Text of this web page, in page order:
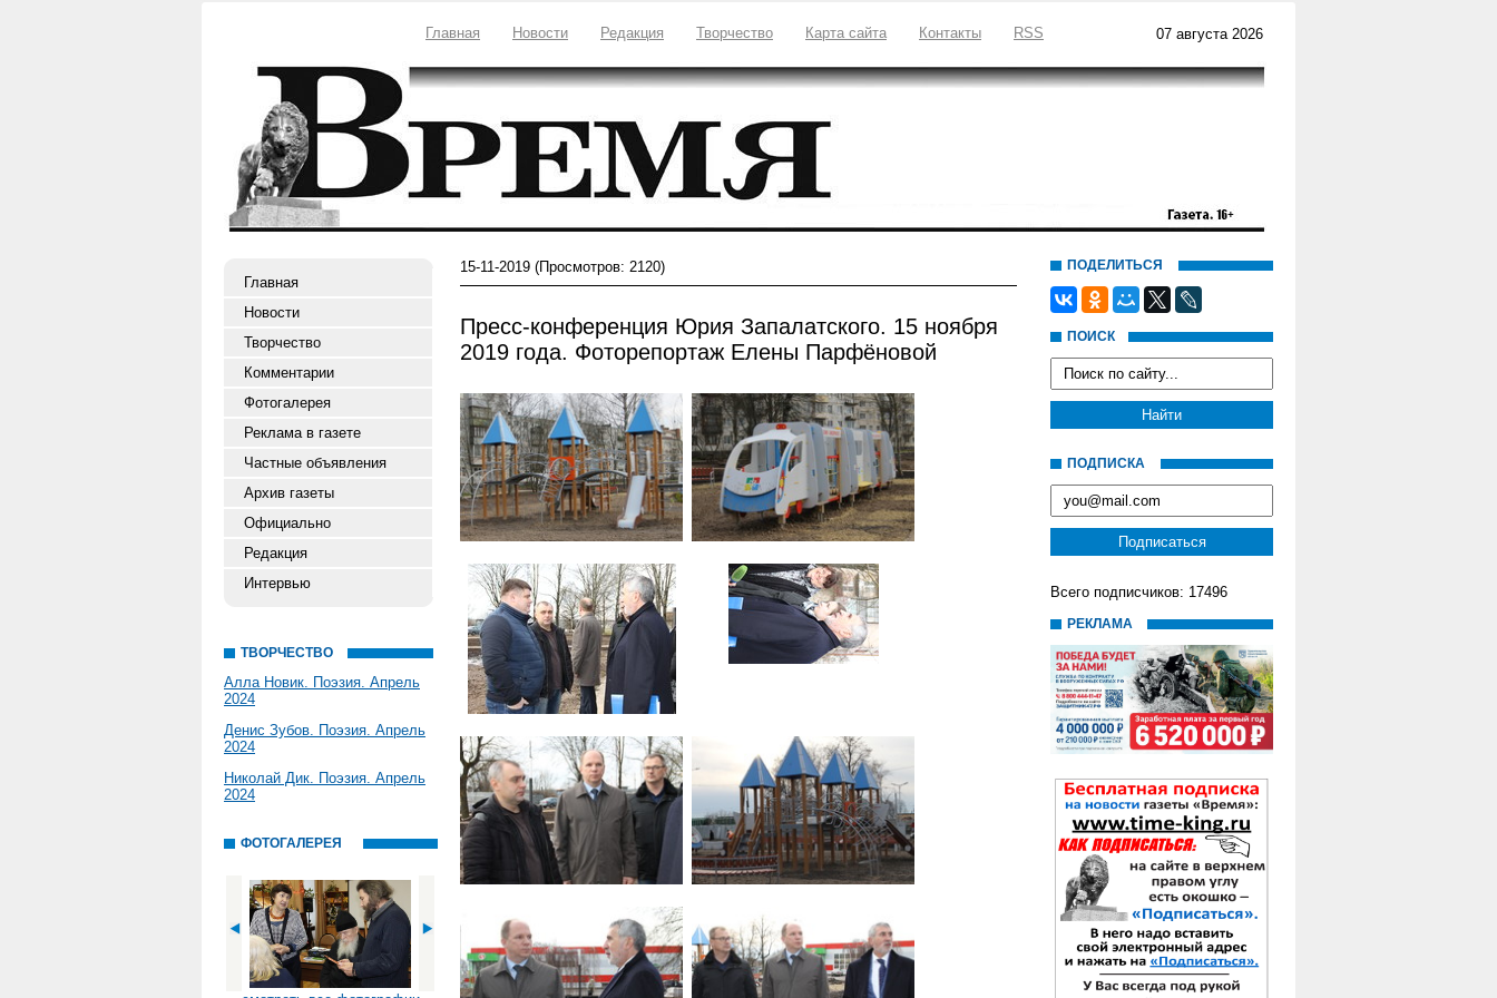
Главная Новости Редакция Творчество Карта сайта Контакты RSS 07 августа 2026
Главная
Новости
Творчество
Комментарии
Фотогалерея
Реклама в газете
Частные объявления
Архив газеты
Официально
Редакция
Интервью
ТВОРЧЕСТВО
Алла Новик. Поэзия. Апрель
2024
Денис Зубов. Поэзия. Апрель
2024
Николай Дик. Поэзия. Апрель
2024
ФОТОГАЛЕРЕЯ
15-11-2019 (Просмотров: 2120)
Пресс-конференция Юрия Запалатского. 15 ноября
2019 года. Фоторепортаж Елены Парфёновой
ПОДЕЛИТЬСЯ
ПОИСК
ПОДПИСКА
Всего подписчиков: 17496
РЕКЛАМА